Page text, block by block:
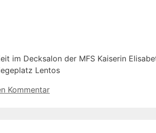
im Decksalon der MFS Kaiserin
Lentos
Kommentar